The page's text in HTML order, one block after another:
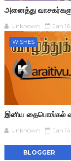
அனைத்து
Unknown Jan
WISHES
இனிய தைபொங்கல்
Unknown Jan
BLOGGER